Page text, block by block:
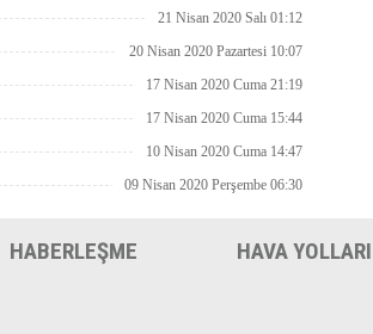
21 Nisan 2020 Salı 01:12
20 Nisan 2020 Pazartesi 10:07
17 Nisan 2020 Cuma 21:19
17 Nisan 2020 Cuma 15:44
10 Nisan 2020 Cuma 14:47
09 Nisan 2020 Perşembe 06:30
HABERLEŞME HAVA YOLLARI